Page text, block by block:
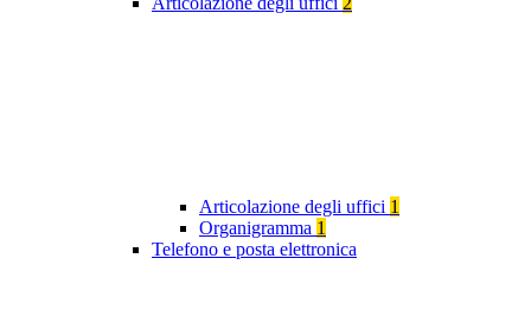
Articolazione degli uffici 1
Organigramma 1
Telefono e posta elettronica